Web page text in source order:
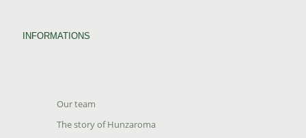
INFORMATIONS
Our team
The story of Hunzaroma